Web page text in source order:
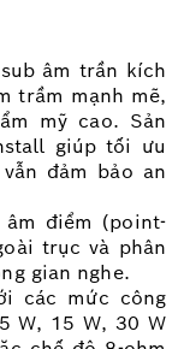
âm trần kích
trầm mạnh mẽ,
mỹ cao. Sản
giúp tối ưu
đảm bảo an
âm điểm (point-
trục và phân
gian nghe.
các mức công
W, 15 W, 30 W